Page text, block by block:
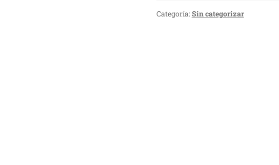
Categoría:Sin categorizar